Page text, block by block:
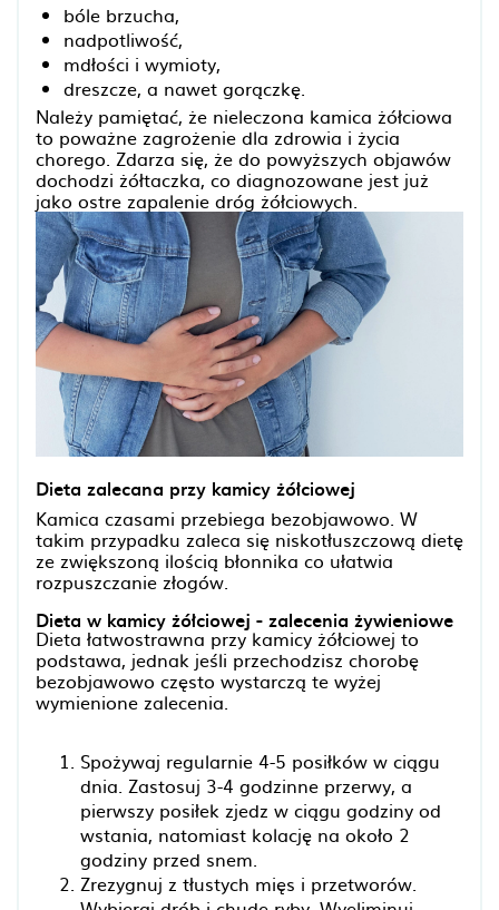
bóle brzucha,
nadpotliwość,
mdłości i wymioty,
dreszcze, a nawet gorączkę.
Należy pamiętać, że nieleczona kamica żółciowa
to poważne zagrożenie dla zdrowia i życia
chorego. Zdarza się, że do powyższych objawów
dochodzi żółtaczka, co diagnozowane jest już
jako ostre zapalenie dróg żółciowych.
Dieta zalecana przy kamicy żółciowej
Kamica czasami przebiega bezobjawowo. W
takim przypadku zaleca się niskotłuszczową dietę
ze zwiększoną ilością błonnika co ułatwia
rozpuszczanie złogów.
Dieta w kamicy żółciowej - zalecenia żywieniowe
Dieta łatwostrawna przy kamicy żółciowej to
podstawa, jednak jeśli przechodzisz chorobę
bezobjawowo często wystarczą te wyżej
wymienione zalecenia.
Spożywaj regularnie 4-5 posiłków w ciągu
dnia. Zastosuj 3-4 godzinne przerwy, a
pierwszy posiłek zjedz w ciągu godziny od
wstania, natomiast kolację na około 2
godziny przed snem.
Zrezygnuj z tłustych mięs i przetworów.